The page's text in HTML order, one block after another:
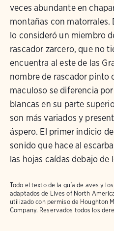
veces abundante en
montañas con matorrales.
lo consideró un miembro
rascador zarcero, que no
encuentra al este de las
nombre de rascador pinto
maculoso se diferencia
blancas en su parte
son más variados y
áspero. El primer indicio
sonido que hace al
las hojas caídas debajo de
Todo el texto de la guía de aves y
adaptados de Lives of North
utilizado con permiso de Houghton
Company. Reservados todos los